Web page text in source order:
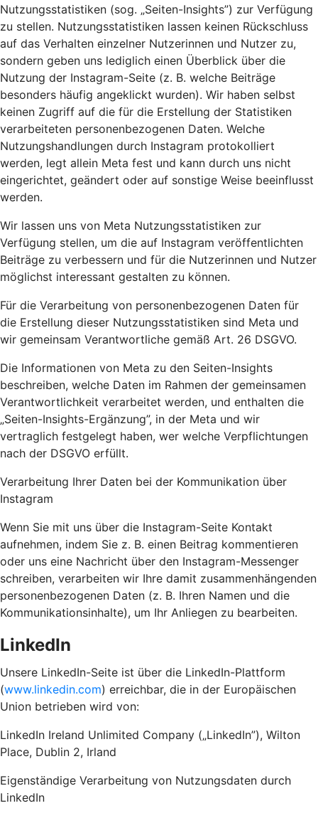
Nutzungsstatistiken (sog. „Seiten-Insights”) zur Verfügung
zu stellen. Nutzungsstatistiken lassen keinen Rückschluss
auf das Verhalten einzelner Nutzerinnen und Nutzer zu,
sondern geben uns lediglich einen Überblick über die
Nutzung der Instagram-Seite (z. B. welche Beiträge
besonders häufig angeklickt wurden). Wir haben selbst
keinen Zugriff auf die für die Erstellung der Statistiken
verarbeiteten personenbezogenen Daten. Welche
Nutzungshandlungen durch Instagram protokolliert
werden, legt allein Meta fest und kann durch uns nicht
eingerichtet, geändert oder auf sonstige Weise beeinflusst
werden.
Wir lassen uns von Meta Nutzungsstatistiken zur
Verfügung stellen, um die auf Instagram veröffentlichten
Beiträge zu verbessern und für die Nutzerinnen und Nutzer
möglichst interessant gestalten zu können.
Für die Verarbeitung von personenbezogenen Daten für
die Erstellung dieser Nutzungsstatistiken sind Meta und
wir gemeinsam Verantwortliche gemäß Art. 26 DSGVO.
Die Informationen von Meta zu den Seiten-Insights
beschreiben, welche Daten im Rahmen der gemeinsamen
Verantwortlichkeit verarbeitet werden, und enthalten die
„Seiten-Insights-Ergänzung”, in der Meta und wir
vertraglich festgelegt haben, wer welche Verpflichtungen
nach der DSGVO erfüllt.
Verarbeitung Ihrer Daten bei der Kommunikation über
Instagram
Wenn Sie mit uns über die Instagram-Seite Kontakt
aufnehmen, indem Sie z. B. einen Beitrag kommentieren
oder uns eine Nachricht über den Instagram-Messenger
schreiben, verarbeiten wir Ihre damit zusammenhängenden
personenbezogenen Daten (z. B. Ihren Namen und die
Kommunikationsinhalte), um Ihr Anliegen zu bearbeiten.
LinkedIn
Unsere LinkedIn-Seite ist über die LinkedIn-Plattform
(www.linkedin.com) erreichbar, die in der Europäischen
Union betrieben wird von:
LinkedIn Ireland Unlimited Company („LinkedIn”), Wilton
Place, Dublin 2, Irland
Eigenständige Verarbeitung von Nutzungsdaten durch
LinkedIn